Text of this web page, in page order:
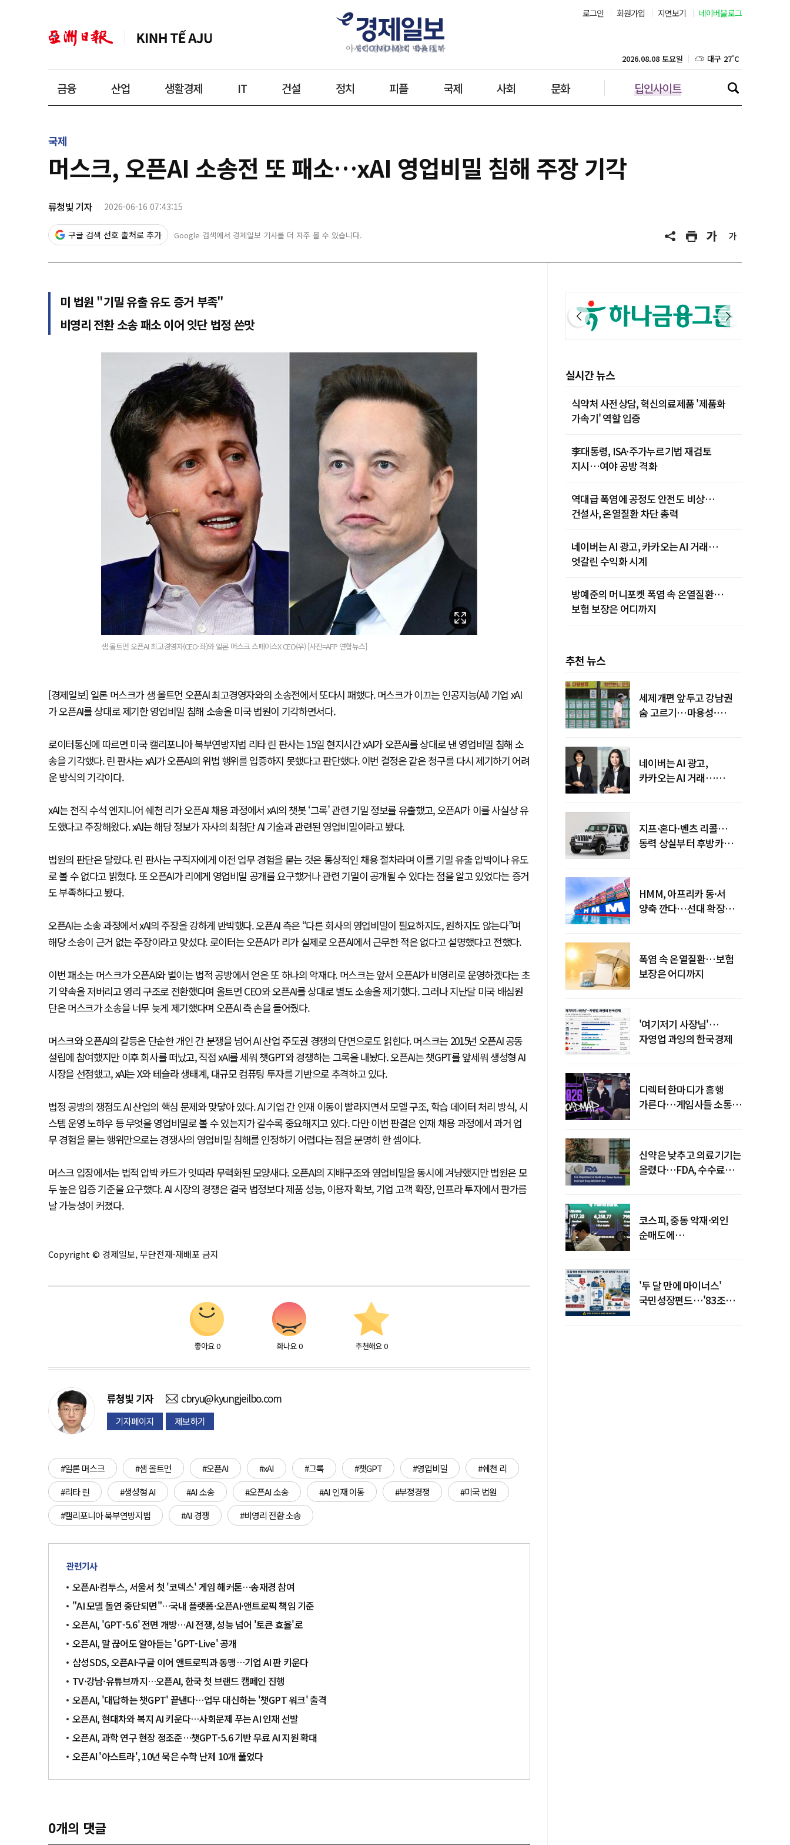
로그인 회원가입 지면보기 네이버블로그
금융 산업 생활경제 IT 건설 정치 피플 국제 사회 문화 딥인사이트
2026.08.08 토요일 대구 27˚C
인천 26˚C
제주 29˚C
국제
머스크, 오픈AI 소송전 또 패소…xAI 영업비밀 침해 주장 기각
류청빛 기자 2026-06-16 07:43:15
구글 검색 선호 출처로 추가 Google 검색에서 경제일보 기사를 더 자주 볼 수 있습니다.
미 법원 "기밀 유출 유도 증거 부족"
비영리 전환 소송 패소 이어 잇단 법정 쓴맛
샘 올트먼 오픈AI 최고경영자(CEO·좌)와 일론 머스크 스페이스X CEO(우) [사진=AFP 연합뉴스]
[경제일보] 일론 머스크가 샘 올트먼 오픈AI 최고경영자와의 소송전에서 또다시 패했다. 머스크가 이끄는 인공지능(AI) 기업 xAI
가 오픈AI를 상대로 제기한 영업비밀 침해 소송을 미국 법원이 기각하면서다.
로이터통신에 따르면 미국 캘리포니아 북부연방지법 리타 린 판사는 15일 현지시간 xAI가 오픈AI를 상대로 낸 영업비밀 침해 소
송을 기각했다. 린 판사는 xAI가 오픈AI의 위법 행위를 입증하지 못했다고 판단했다. 이번 결정은 같은 청구를 다시 제기하기 어려
운 방식의 기각이다.
xAI는 전직 수석 엔지니어 쉐천 리가 오픈AI 채용 과정에서 xAI의 챗봇 ‘그록’ 관련 기밀 정보를 유출했고, 오픈AI가 이를 사실상 유
도했다고 주장해왔다. xAI는 해당 정보가 자사의 최첨단 AI 기술과 관련된 영업비밀이라고 봤다.
법원의 판단은 달랐다. 린 판사는 구직자에게 이전 업무 경험을 묻는 것은 통상적인 채용 절차라며 이를 기밀 유출 압박이나 유도
로 볼 수 없다고 밝혔다. 또 오픈AI가 리에게 영업비밀 공개를 요구했거나 관련 기밀이 공개될 수 있다는 점을 알고 있었다는 증거
도 부족하다고 봤다.
오픈AI는 소송 과정에서 xAI의 주장을 강하게 반박했다. 오픈AI 측은 “다른 회사의 영업비밀이 필요하지도, 원하지도 않는다”며
해당 소송이 근거 없는 주장이라고 맞섰다. 로이터는 오픈AI가 리가 실제로 오픈AI에서 근무한 적은 없다고 설명했다고 전했다.
이번 패소는 머스크가 오픈AI와 벌이는 법적 공방에서 얻은 또 하나의 악재다. 머스크는 앞서 오픈AI가 비영리로 운영하겠다는 초
기 약속을 저버리고 영리 구조로 전환했다며 올트먼 CEO와 오픈AI를 상대로 별도 소송을 제기했다. 그러나 지난달 미국 배심원
단은 머스크가 소송을 너무 늦게 제기했다며 오픈AI 측 손을 들어줬다.
머스크와 오픈AI의 갈등은 단순한 개인 간 분쟁을 넘어 AI 산업 주도권 경쟁의 단면으로도 읽힌다. 머스크는 2015년 오픈AI 공동
설립에 참여했지만 이후 회사를 떠났고, 직접 xAI를 세워 챗GPT와 경쟁하는 그록을 내놨다. 오픈AI는 챗GPT를 앞세워 생성형 AI
시장을 선점했고, xAI는 X와 테슬라 생태계, 대규모 컴퓨팅 투자를 기반으로 추격하고 있다.
법정 공방의 쟁점도 AI 산업의 핵심 문제와 맞닿아 있다. AI 기업 간 인재 이동이 빨라지면서 모델 구조, 학습 데이터 처리 방식, 시
스템 운영 노하우 등 무엇을 영업비밀로 볼 수 있는지가 갈수록 중요해지고 있다. 다만 이번 판결은 인재 채용 과정에서 과거 업
무 경험을 묻는 행위만으로는 경쟁사의 영업비밀 침해를 인정하기 어렵다는 점을 분명히 한 셈이다.
머스크 입장에서는 법적 압박 카드가 잇따라 무력화된 모양새다. 오픈AI의 지배구조와 영업비밀을 동시에 겨냥했지만 법원은 모
두 높은 입증 기준을 요구했다. AI 시장의 경쟁은 결국 법정보다 제품 성능, 이용자 확보, 기업 고객 확장, 인프라 투자에서 판가름
날 가능성이 커졌다.
Copyright © 경제일보, 무단전재·재배포 금지
좋아요 0 화나요 0 추천해요 0
류청빛 기자 cbryu@kyungjeilbo.com
기자페이지 제보하기
#일론 머스크 #샘 올트먼 #오픈AI #xAI #그록 #챗GPT #영업비밀
#쉐천 리
#리타 린
#생성형 AI #AI 소송 #오픈AI 소송 #AI 인재 이동 #부정경쟁
#미국 법원
#캘리포니아 북부연방지법
#AI 경쟁 #비영리 전환 소송
관련기사
오픈AI·컴투스, 서울서 첫 '코덱스' 게임 해커톤…송재경 참여
"AI 모델 돌연 중단되면"…국내 플랫폼·오픈AI·앤트로픽 책임 기준
오픈AI, 'GPT-5.6' 전면 개방…AI 전쟁, 성능 넘어 '토큰 효율'로
오픈AI, 말 끊어도 알아듣는 'GPT-Live' 공개
삼성SDS, 오픈AI·구글 이어 앤트로픽과 동맹…기업 AI 판 키운다
TV·강남·유튜브까지…오픈AI, 한국 첫 브랜드 캠페인 진행
오픈AI, '대답하는 챗GPT' 끝낸다…업무 대신하는 '챗GPT 워크' 출격
오픈AI, 현대차와 복지 AI 키운다…사회문제 푸는 AI 인재 선발
오픈AI, 과학 연구 현장 정조준…챗GPT-5.6 기반 무료 AI 지원 확대
오픈AI '아스트라', 10년 묵은 수학 난제 10개 풀었다
0개의 댓글
실시간 뉴스
식약처 사전상담, 혁신의료제품 '제품화
가속기' 역할 입증
李대통령, ISA·주가누르기법 재검토
지시…여야 공방 격화
역대급 폭염에 공정도 안전도 비상…
건설사, 온열질환 차단 총력
네이버는 AI 광고, 카카오는 AI 거래…
엇갈린 수익화 시계
방예준의 머니포켓 폭염 속 온열질환…
보험 보장은 어디까지
추천 뉴스
세제개편 앞두고 강남권
숨 고르기…마용성·
네이버는 AI 광고,
카카오는 AI 거래…
지프·혼다·벤츠 리콜…
동력 상실부터 후방카메라
HMM, 아프리카 동·서
양축 깐다…선대 확장
폭염 속 온열질환…보험
보장은 어디까지
'여기저기 사장님'…
자영업 과잉의 한국경제
디렉터 한마디가 흥행
가른다…게임사들 소통
신약은 낮추고 의료기기는
올렸다…FDA, 수수료
코스피, 중동 악재·외인
순매도에
'두 달 만에 마이너스'
국민성장펀드…'83조